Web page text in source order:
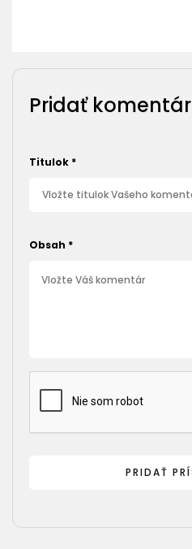
Pridať komentár
Titulok *
Obsah *